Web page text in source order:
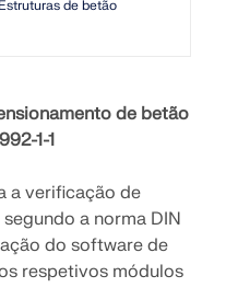
digitais
a novos patamares.
de betão
de betão
1-1
a verificação de
a norma DIN
do software de
respetivos módulos